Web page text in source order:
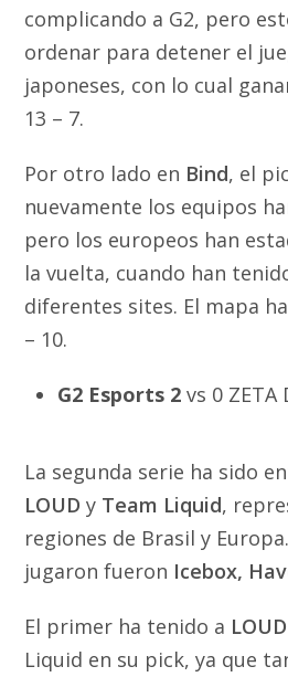
complicando a G2, pero
ordenar para detener el
japoneses, con lo cual
13 – 7.
Por otro lado en Bind, el
nuevamente los equipos
pero los europeos han
la vuelta, cuando han
diferentes sites. El mapa
– 10.
G2 Esports 2 vs 0 ZETA
La segunda serie ha sido
LOUD y Team Liquid,
regiones de Brasil y
jugaron fueron Icebox,
El primer ha tenido a LOUD
Liquid en su pick, ya que